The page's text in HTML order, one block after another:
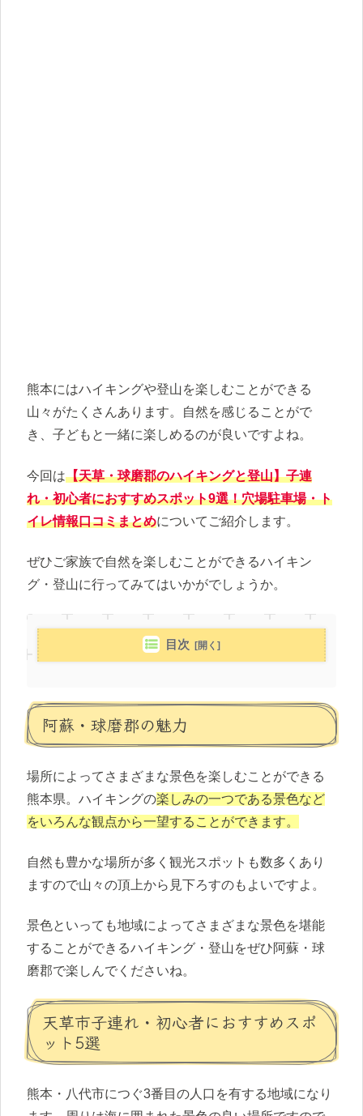
熊本にはハイキングや登山を楽しむことができる
山々がたくさんあります。自然を感じることがで
き、子どもと一緒に楽しめるのが良いですよね。
今回は【天草・球磨郡のハイキングと登山】子連
れ・初心者におすすめスポット9選！穴場駐車場・ト
イレ情報口コミまとめについてご紹介します。
ぜひご家族で自然を楽しむことができるハイキン
グ・登山に行ってみてはいかがでしょうか。
目次
阿蘇・球磨郡の魅力
場所によってさまざまな景色を楽しむことができる
熊本県。ハイキングの楽しみの一つである景色など
をいろんな観点から一望することができます。
自然も豊かな場所が多く観光スポットも数多くあり
ますので山々の頂上から見下ろすのもよいですよ。
景色といっても地域によってさまざまな景色を堪能
することができるハイキング・登山をぜひ阿蘇・球
磨郡で楽しんでくださいね。
天草市子連れ・初心者におすすめスポ
ット5選
熊本・八代市につぐ3番目の人口を有する地域になり